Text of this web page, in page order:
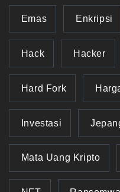
Emas Enkripsi
Hack Hacker
Hard Fork
Investasi
Mata Uang Kripto